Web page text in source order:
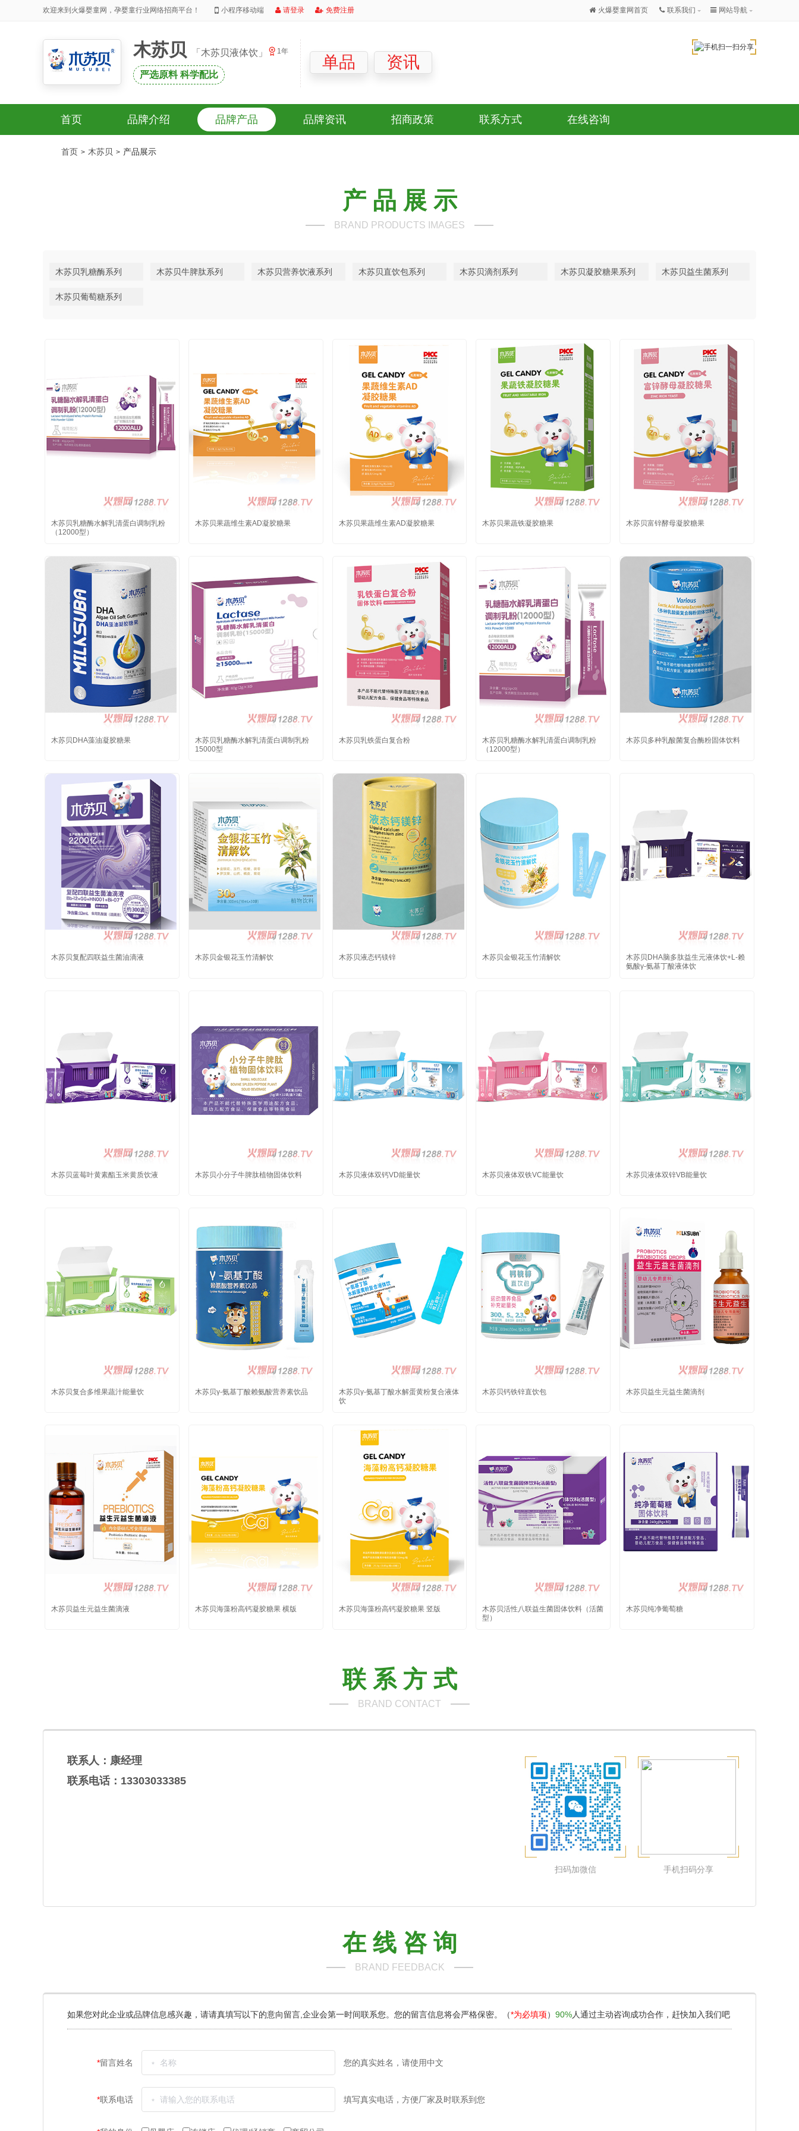
欢迎来到火爆婴童网，孕婴童行业网络招商平台！ 小程序移动端 请登录 免费注册 火爆婴童网首页 联系我们 网站导航
木苏贝 「木苏贝液体饮」 1年
严选原料 科学配比
单品 资讯
首页 品牌介绍 品牌产品 品牌资讯 招商政策 联系方式 在线咨询
首页 > 木苏贝 > 产品展示
产 品 展 示
BRAND PRODUCTS IMAGES
木苏贝乳糖酶系列 木苏贝牛脾肽系列 木苏贝营养饮液系列 木苏贝直饮包系列 木苏贝滴剂系列 木苏贝凝胶糖果系列 木苏贝益生菌系列
木苏贝葡萄糖系列
木苏贝乳糖酶水解乳清蛋白调制乳粉
（12000型）
木苏贝果蔬维生素AD凝胶糖果 木苏贝果蔬维生素AD凝胶糖果 木苏贝果蔬铁凝胶糖果 木苏贝富锌酵母凝胶糖果
木苏贝DHA藻油凝胶糖果
木苏贝乳糖酶水解乳清蛋白调制乳粉
15000型
木苏贝乳铁蛋白复合粉
木苏贝乳糖酶水解乳清蛋白调制乳粉
（12000型）
木苏贝多种乳酸菌复合酶粉固体饮料
木苏贝复配四联益生菌油滴液 木苏贝金银花玉竹清解饮 木苏贝液态钙镁锌 木苏贝金银花玉竹清解饮
木苏贝DHA脑多肽益生元液体饮+L-赖
氨酸γ-氨基丁酸液体饮
木苏贝蓝莓叶黄素酯玉米黄质饮液 木苏贝小分子牛脾肽植物固体饮料 木苏贝液体双钙VD能量饮 木苏贝液体双铁VC能量饮 木苏贝液体双锌VB能量饮
木苏贝复合多维果蔬汁能量饮 木苏贝γ-氨基丁酸赖氨酸营养素饮品
木苏贝γ-氨基丁酸水解蛋黄粉复合液体
饮
木苏贝钙铁锌直饮包 木苏贝益生元益生菌滴剂
木苏贝益生元益生菌滴液 木苏贝海藻粉高钙凝胶糖果 横版 木苏贝海藻粉高钙凝胶糖果 竖版
木苏贝活性八联益生菌固体饮料（活菌
型）
木苏贝纯净葡萄糖
联 系 方 式
BRAND CONTACT
联系人：康经理
联系电话：13303033385
扫码加微信 手机扫码分享
在 线 咨 询
BRAND FEEDBACK
如果您对此企业或品牌信息感兴趣，请请真填写以下的意向留言,企业会第一时间联系您。您的留言信息将会严格保密。（*为必填项） 90%人通过主动咨询成功合作，赶快加入我们吧
*留言姓名 您的真实姓名，请使用中文
*联系电话 填写真实电话，方便厂家及时联系到您